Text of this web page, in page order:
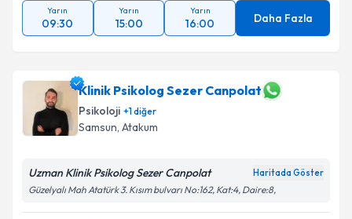
Yarın
09:30
Yarın
15:00
Yarın
16:00 Daha Fazla
Klinik Psikolog Sezer Canpolat
Psikoloji +1diğer
Samsun, Atakum
Uzman Klinik Psikolog Sezer Canpolat Haritada Göster
Güzelyalı Mah Atatürk 3. Kısım bulvarı No:162, Kat:4, Daire:8,